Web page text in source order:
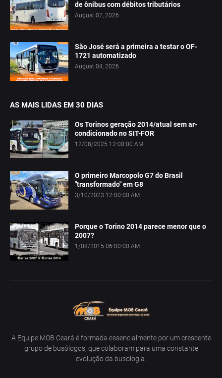
de ônibus com débitos tributários
August 07, 2026
São José será a primeira a testar o OF-
1721 automatizado
August 04, 2026
AS MAIS LIDAS EM 30 DIAS
Os Torinos geração 2014/atual sem ar-
condicionado no SIT-FOR
12/08/2025 12:00:00 AM
O primeiro Marcopolo G7 do Brasil
"transformado" em G8
3/10/2023 12:00:00 AM
Porque o Torino 2014 parece menor que o
2007?
1/08/2015 06:00:00 AM
A Equipe MOB Ceará é formada essencialmente por um crescente
grupo de busólogos, que colaboram para uma constante
evolução da busologia.